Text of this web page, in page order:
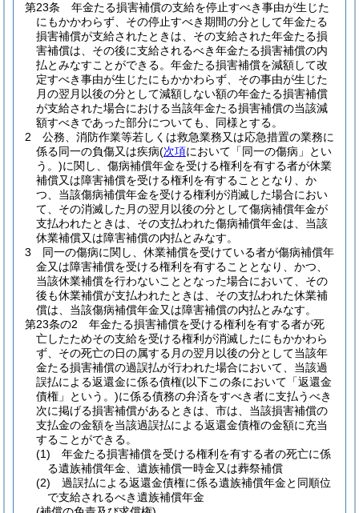
第23条
年金たる損害補償の支給を停止すべき事由が生じた
にもかかわらず、その停止すべき期間の分として年金たる
損害補償が支給されたときは、その支給された年金たる損
害補償は、その後に支給されるべき年金たる損害補償の内
払とみなすことができる。 年金たる損害補償を減額して改
定すべき事由が生じたにもかかわらず、その事由が生じた
月の翌月以後の分として減額しない額の年金たる損害補償
が支給された場合における当該年金たる損害補償の当該減
額すべきであった部分についても、同様とする。
2
公務、消防作業等若しくは救急業務又は応急措置の業務に
係る同一の負傷又は疾病(次項において「同一の傷病」とい
う。)に関し、傷病補償年金を受ける権利を有する者が休業
補償又は障害補償を受ける権利を有することとなり、か
つ、当該傷病補償年金を受ける権利が消滅した場合におい
て、その消滅した月の翌月以後の分として傷病補償年金が
支払われたときは、その支払われた傷病補償年金は、当該
休業補償又は障害補償の内払とみなす。
3
同一の傷病に関し、休業補償を受けている者が傷病補償年
金又は障害補償を受ける権利を有することとなり、かつ、
当該休業補償を行わないこととなった場合において、その
後も休業補償が支払われたときは、その支払われた休業補
償は、当該傷病補償年金又は障害補償の内払とみなす。
第23条の2
年金たる損害補償を受ける権利を有する者が死
亡したためその支給を受ける権利が消滅したにもかかわら
ず、その死亡の日の属する月の翌月以後の分として当該年
金たる損害補償の過誤払が行われた場合において、当該過
誤払による返還金に係る債権(以下この条において「返還金
債権」という。)に係る債務の弁済をすべき者に支払うべき
次に掲げる損害補償があるときは、市は、当該損害補償の
支払金の金額を当該過誤払による返還金債権の金額に充当
することができる。
(1)
年金たる損害補償を受ける権利を有する者の死亡に係
る遺族補償年金、遺族補償一時金又は葬祭補償
(2)
過誤払による返還金債権に係る遺族補償年金と同順位
で支給されるべき遺族補償年金